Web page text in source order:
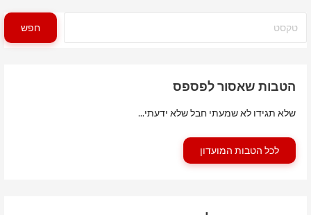
חפש
הטבות שאסור לפספס
שלא תגידו לא שמעתי חבל שלא ידעתי...
לכל הטבות המועדון